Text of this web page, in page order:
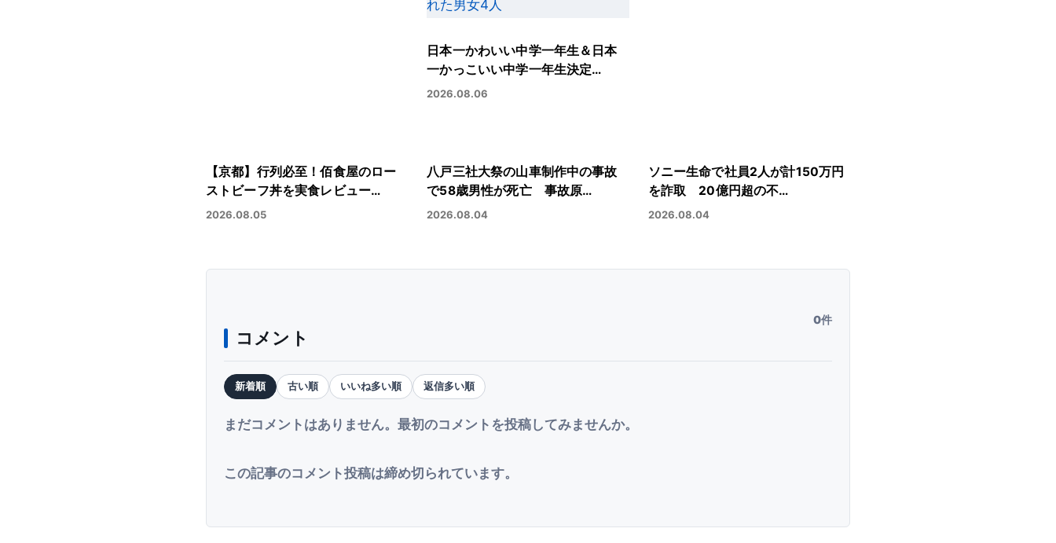
日本一かわいい中学一年生＆日本
一かっこいい中学一年生決定…
2026.08.06
【京都】行列必至！佰食屋のロー
ストビーフ丼を実食レビュー…
2026.08.05
八戸三社大祭の山車制作中の事故
で58歳男性が死亡 事故原…
2026.08.04
ソニー生命で社員2人が計150万円
を詐取 20億円超の不…
2026.08.04
コメント
0件
新着順 古い順 いいね多い順 返信多い順
まだコメントはありません。最初のコメントを投稿してみませんか。
この記事のコメント投稿は締め切られています。